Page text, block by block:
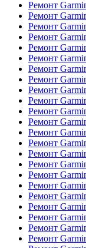
Ремонт
Ремонт
Ремонт
Ремонт
Ремонт
Ремонт
Ремонт
Ремонт
Ремонт
Ремонт
Ремонт
Ремонт
Ремонт
Ремонт
Ремонт
Ремонт
Ремонт
Ремонт
Ремонт
Ремонт
Ремонт
Ремонт
Ремонт